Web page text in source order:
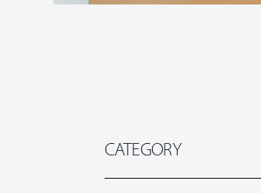
CATEGORY